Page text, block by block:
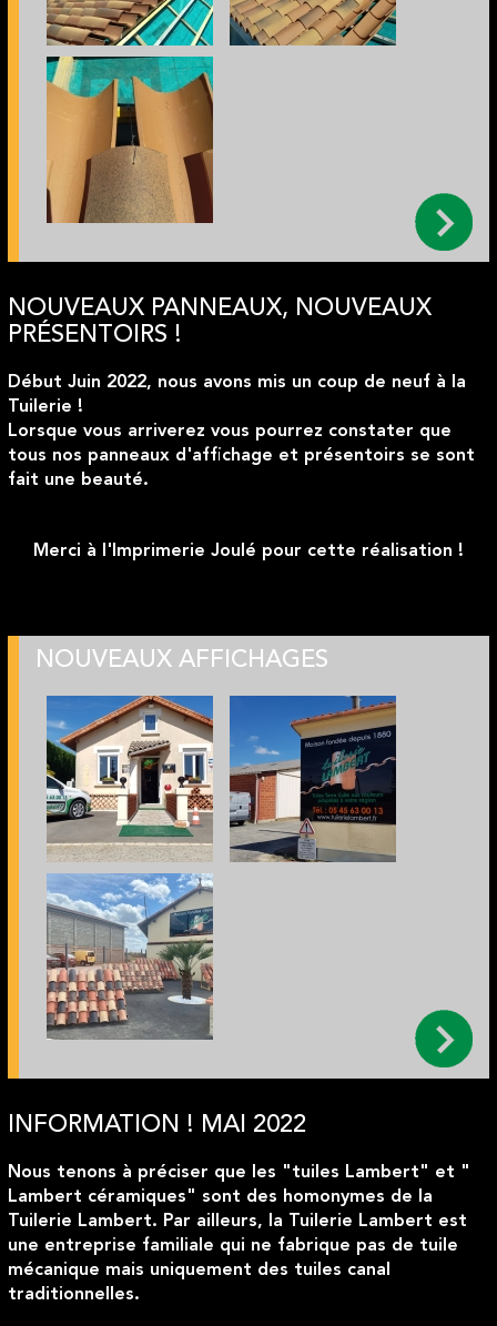
NOUVEAUX PANNEAUX, NOUVEAUX
PRÉSENTOIRS !
Début Juin 2022, nous avons mis un coup de neuf à la
Tuilerie !
Lorsque vous arriverez vous pourrez constater que
tous nos panneaux d'affichage et présentoirs se sont
fait une beauté.
Merci à l'Imprimerie Joulé pour cette réalisation !
NOUVEAUX AFFICHAGES
INFORMATION ! MAI 2022
Nous tenons à préciser que les "tuiles Lambert" et "
Lambert céramiques" sont des homonymes de la
Tuilerie Lambert. Par ailleurs, la Tuilerie Lambert est
une entreprise familiale qui ne fabrique pas de tuile
mécanique mais uniquement des tuiles canal
traditionnelles.